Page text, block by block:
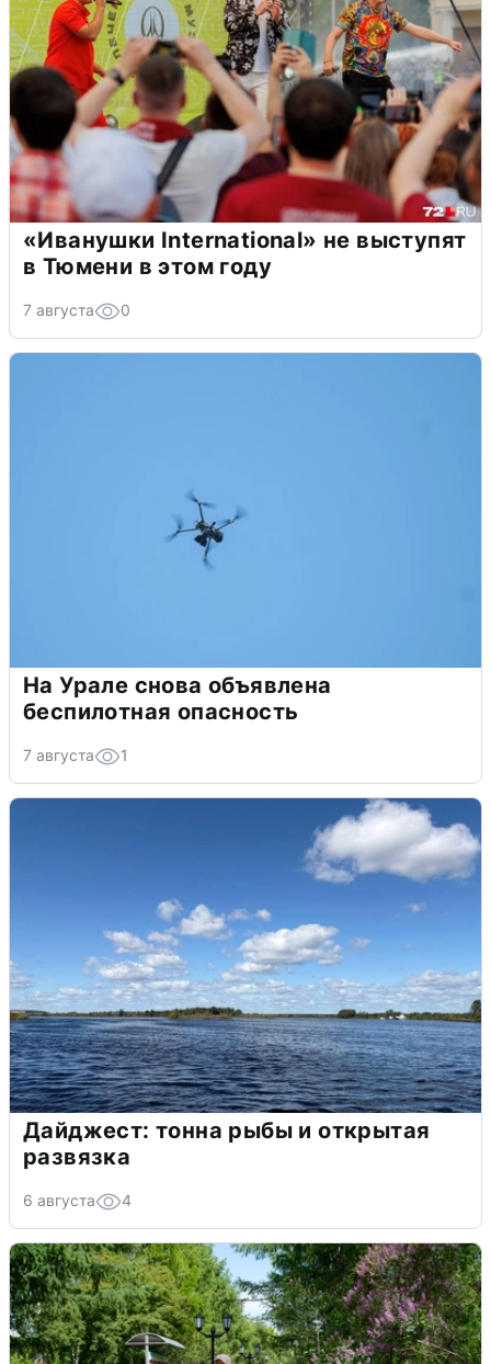
«Иванушки International» не выступят
в Тюмени в этом году
7 августа 0
На Урале снова объявлена
беспилотная опасность
7 августа 1
Дайджест: тонна рыбы и открытая
развязка
6 августа 4